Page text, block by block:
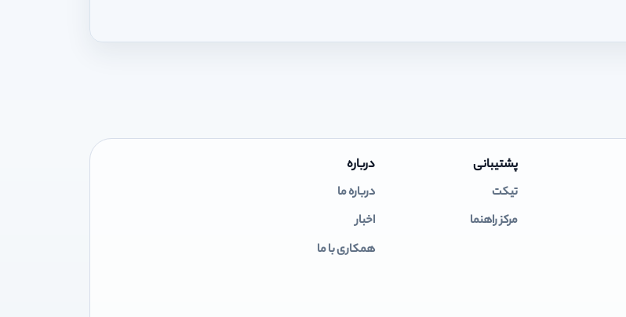
پشتیبانی
تیکت
مرکز راهنما
درباره
درباره ما
اخبار
همکاری با ما